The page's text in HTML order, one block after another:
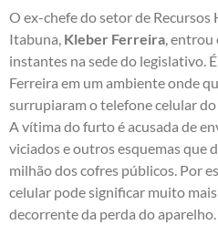
O ex-chefe do setor de Recursos
Itabuna, Kleber Ferreira, entrou
instantes na sede do legislativo.
Ferreira em um ambiente onde
surrupiaram o telefone celular
A vítima do furto é acusada de
viciados e outros esquemas que
milhão dos cofres públicos. Por
celular pode significar muito
decorrente da perda do